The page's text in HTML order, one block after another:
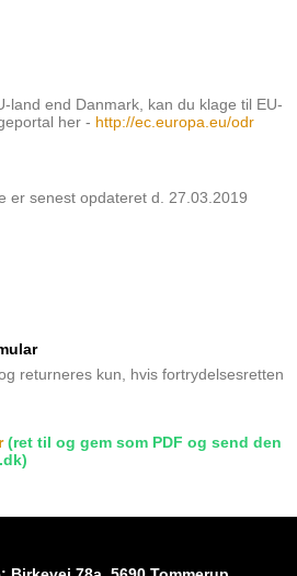
land end Danmark, kan du klage til EU-
her - http://ec.europa.eu/odr
er senest opdateret d. 27.03.2019
returneres kun, hvis fortrydelsesretten
(ret til og gem som PDF og send den